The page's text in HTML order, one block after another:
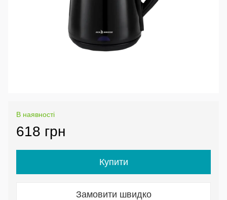
В наявності
618 грн
Купити
Замовити швидко